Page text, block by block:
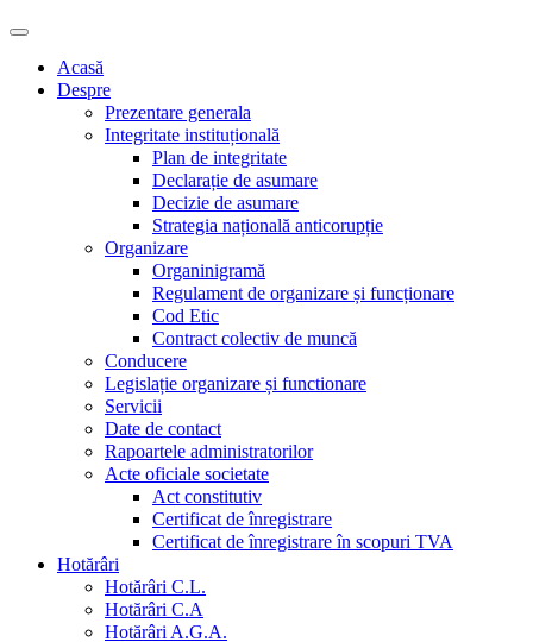
Acasă
Despre
Prezentare generala
Integritate instituțională
Plan de integritate
Declarație de asumare
Decizie de asumare
Strategia națională anticorupție
Organizare
Organinigramă
Regulament de organizare și funcționare
Cod Etic
Contract colectiv de muncă
Conducere
Legislație organizare și functionare
Servicii
Date de contact
Rapoartele administratorilor
Acte oficiale societate
Act constitutiv
Certificat de înregistrare
Certificat de înregistrare în scopuri TVA
Hotărâri
Hotărâri C.L.
Hotărâri C.A
Hotărâri A.G.A.